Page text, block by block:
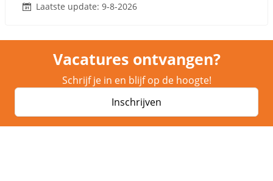
Laatste update: 9-8-2026
Vacatures ontvangen?
Schrijf je in en blijf op de hoogte!
Inschrijven